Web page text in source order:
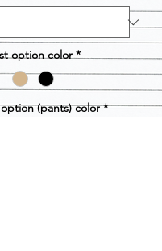
option color *
(pants) color *